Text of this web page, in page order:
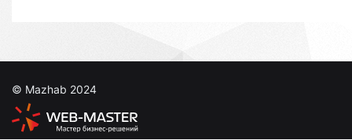
© Mazhab 2024